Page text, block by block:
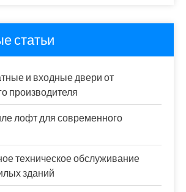
статьи
и входные двери от
производителя
лофт для современного
техническое обслуживание
зданий